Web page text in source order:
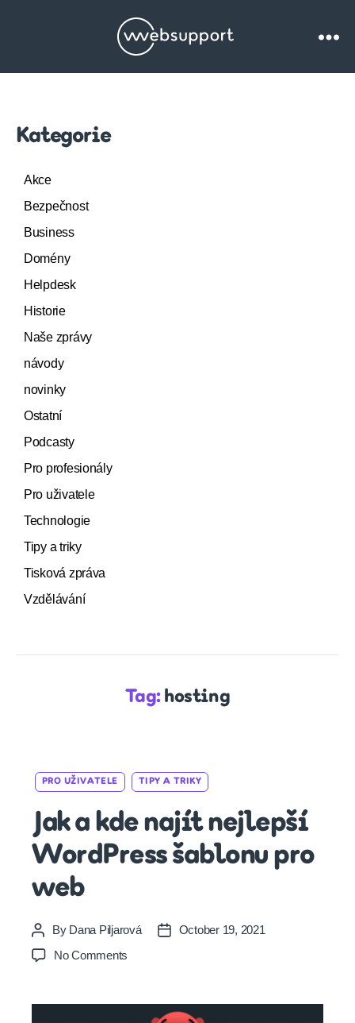
Websupport.cz
Kategorie
Akce
Bezpečnost
Business
Domény
Helpdesk
Historie
Naše zprávy
návody
novinky
Ostatní
Podcasty
Pro profesionály
Pro uživatele
Technologie
Tipy a triky
Tisková zpráva
Vzdělávání
Tag: hosting
Categories
PRO UŽIVATELE TIPY A TRIKY
Jak a kde najít nejlepší
WordPress šablonu pro
web
Post
author
By Dana Piljarová
PostOctober 19, 2021
No Comments
kde